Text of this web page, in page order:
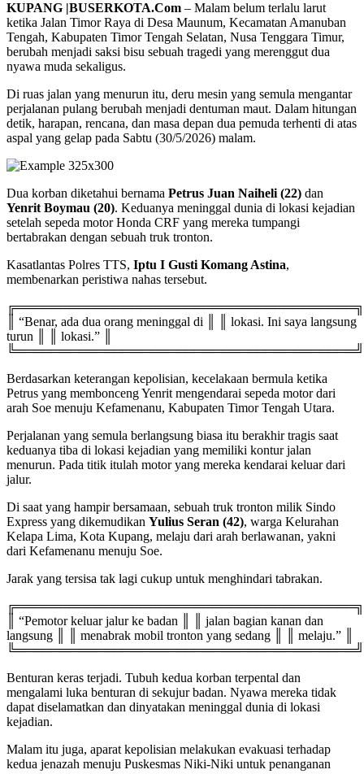
KUPANG |BUSERKOTA.Com – Malam belum terlalu larut
ketika Jalan Timor Raya di Desa Maunum, Kecamatan Amanuban
Tengah, Kabupaten Timor Tengah Selatan, Nusa Tenggara Timur,
berubah menjadi saksi bisu sebuah tragedi yang merenggut dua
nyawa muda sekaligus.
Di ruas jalan yang menurun itu, deru mesin yang semula mengantar
perjalanan pulang berubah menjadi dentuman maut. Dalam hitungan
detik, harapan, rencana, dan masa depan dua pemuda terhenti di atas
aspal yang gelap pada Sabtu (30/5/2026) malam.
Dua korban diketahui bernama Petrus Juan Naiheli (22) dan
Yenrit Boymau (20). Keduanya meninggal dunia di lokasi kejadian
setelah sepeda motor Honda CRF yang mereka tumpangi
bertabrakan dengan sebuah truk tronton.
Kasatlantas Polres TTS, Iptu I Gusti Komang Astina,
membenarkan peristiwa nahas tersebut.
╔══════════════════════════════════════╗
║ “Benar, ada dua orang meninggal di ║ ║ lokasi. Ini saya langsung
turun ║ ║ lokasi.” ║
╚══════════════════════════════════════╝
Berdasarkan keterangan kepolisian, kecelakaan bermula ketika
Petrus yang membonceng Yenrit mengendarai sepeda motor dari
arah Soe menuju Kefamenanu, Kabupaten Timor Tengah Utara.
Perjalanan yang semula berlangsung biasa itu berakhir tragis saat
keduanya tiba di lokasi kejadian yang memiliki kontur jalan
menurun. Pada titik itulah motor yang mereka kendarai keluar dari
jalur.
Di saat yang hampir bersamaan, sebuah truk tronton milik Sindo
Express yang dikemudikan Yulius Seran (42), warga Kelurahan
Kelapa Lima, Kota Kupang, melaju dari arah berlawanan, yakni
dari Kefamenanu menuju Soe.
Jarak yang tersisa tak lagi cukup untuk menghindari tabrakan.
╔══════════════════════════════════════╗
║ “Pemotor keluar jalur ke badan ║ ║ jalan bagian kanan dan
langsung ║ ║ menabrak mobil tronton yang sedang ║ ║ melaju.” ║
╚══════════════════════════════════════╝
Benturan keras terjadi. Tubuh kedua korban terpental dan
mengalami luka benturan di sekujur badan. Nyawa mereka tidak
dapat diselamatkan dan dinyatakan meninggal dunia di lokasi
kejadian.
Malam itu juga, aparat kepolisian melakukan evakuasi terhadap
kedua jenazah menuju Puskesmas Niki-Niki untuk penanganan